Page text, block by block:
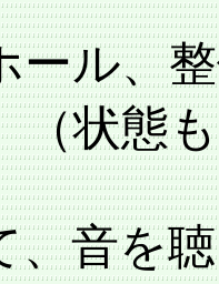
ル、
（状態
音を